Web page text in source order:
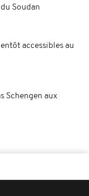
Soudan
accessibles au
Schengen aux